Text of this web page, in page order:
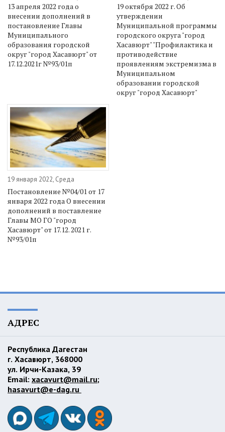
13 апреля 2022 года о
внесении дополнений в
постановление Главы
Муниципального
образования городской
округ "город Хасавюрт" от
17.12.2021г №93/01п
19 октября 2022 г. Об
утверждении
Муниципальной программы
городского округа "город
Хасавюрт" "Профилактика и
противодействие
проявлениям экстремизма в
Муниципальном
образовании городской
округ "город Хасавюрт"
19 января 2022, Среда
Постановление №04/01 от 17
января 2022 года О внесении
дополнений в поставление
Главы МО ГО "город
Хасавюрт" от 17.12. 2021 г.
№93/01п
АДРЕС
Республика Дагестан
г. Хасавюрт, 368000
ул. Ирчи-Казака, 39
Email: xacavurt@mail.ru;
hasavurt@e-dag.ru